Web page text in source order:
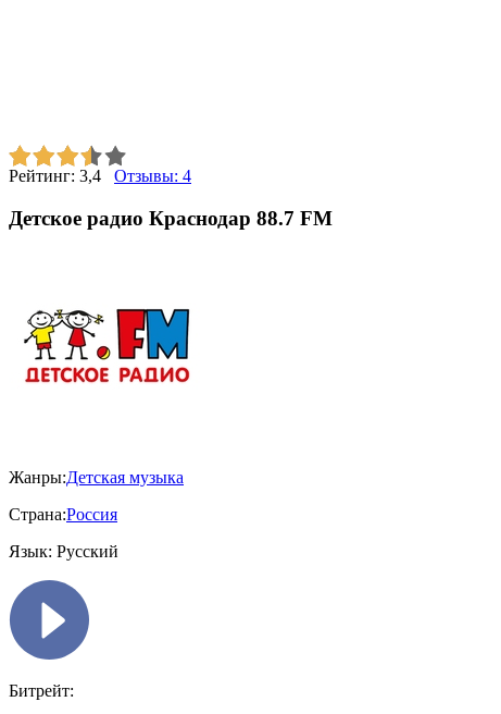
Рейтинг: 3,4 Отзывы: 4
Детское радио Краснодар 88.7 FM
Жанры:Детская музыка
Страна:Россия
Язык: Русский
Битрейт: